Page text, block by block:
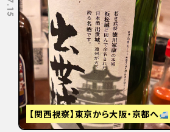
【関西視察】東京から大阪・京都へ